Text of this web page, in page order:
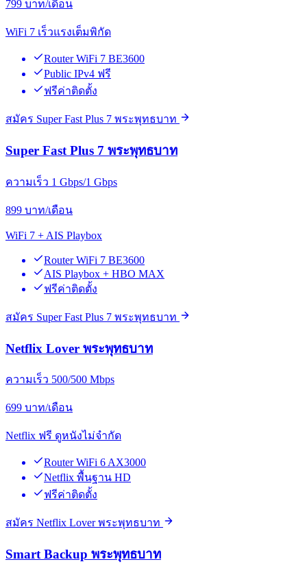
799 บาท/เดือน
WiFi 7 เร็วแรงเต็มพิกัด
Router WiFi 7 BE3600
Public IPv4 ฟรี
ฟรีค่าติดตั้ง
สมัคร Super Fast Plus 7 พระพุทธบาท
Super Fast Plus 7 พระพุทธบาท
ความเร็ว 1 Gbps/1 Gbps
899 บาท/เดือน
WiFi 7 + AIS Playbox
Router WiFi 7 BE3600
AIS Playbox + HBO MAX
ฟรีค่าติดตั้ง
สมัคร Super Fast Plus 7 พระพุทธบาท
Netflix Lover พระพุทธบาท
ความเร็ว 500/500 Mbps
699 บาท/เดือน
Netflix ฟรี ดูหนังไม่จำกัด
Router WiFi 6 AX3000
Netflix พื้นฐาน HD
ฟรีค่าติดตั้ง
สมัคร Netflix Lover พระพุทธบาท
Smart Backup พระพุทธบาท